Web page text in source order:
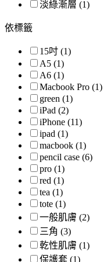
淡綠漸層 (1)
依標籤
15吋 (1)
A5 (1)
A6 (1)
Macbook Pro (1)
green (1)
iPad (2)
iPhone (11)
ipad (1)
macbook (1)
pencil case (6)
pro (1)
red (1)
tea (1)
tote (1)
一般肌膚 (2)
三角 (3)
乾性肌膚 (1)
保護套 (1)